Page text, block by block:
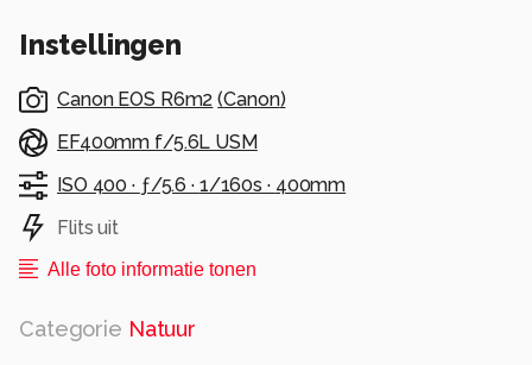
Instellingen
Canon EOS R6m2 (Canon)
EF400mm f/5.6L USM
ISO 400 · ƒ/5.6 · 1/160s · 400mm
Flits uit
Alle foto informatie tonen
Categorie Natuur